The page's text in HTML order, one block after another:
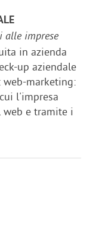
alle imprese
in azienda
up aziendale
marketing:
l'impresa
e tramite i